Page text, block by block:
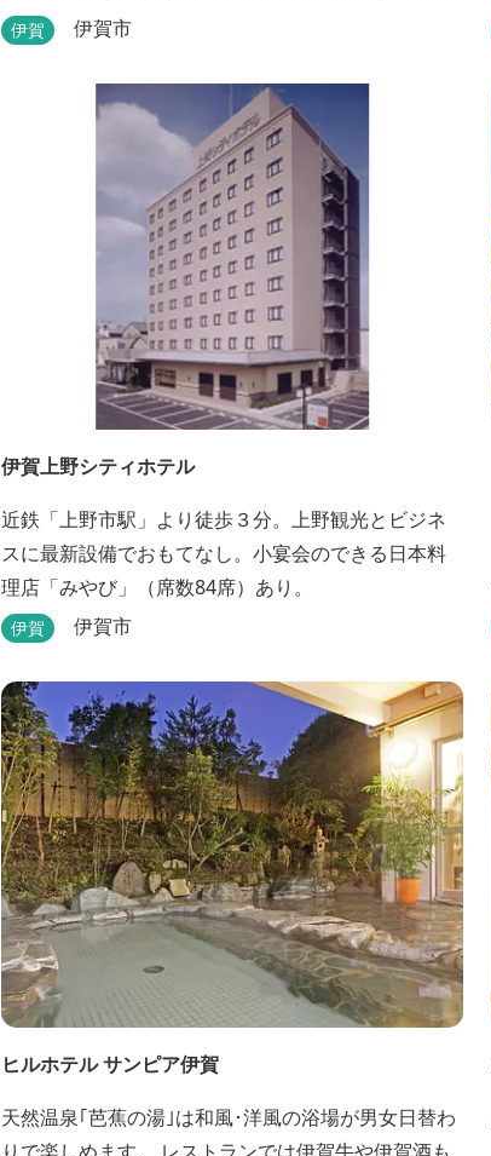
きる見晴らしの丘があり、幅広い野外活動に利用で
ヶ原温泉やぶっちゃに至る「川辺の道」があり、旧
岩倉水力発電所跡の水路遺構を見ることができた
り、春は桜、秋は紅葉の名所として楽しめる憩いの
場となっています。
伊賀 伊賀市
伊賀上野シティホテル
近鉄「上野市駅」より徒歩３分。上野観光とビジネ
スに最新設備でおもてなし。小宴会のできる日本料
理店「みやび」（席数84席）あり。
伊賀 伊賀市
ヒルホテル サンピア伊賀
天然温泉｢芭蕉の湯｣は和風･洋風の浴場が男女日替わ